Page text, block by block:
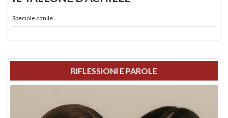
Speciale canile
RIFLESSIONI E PAROLE